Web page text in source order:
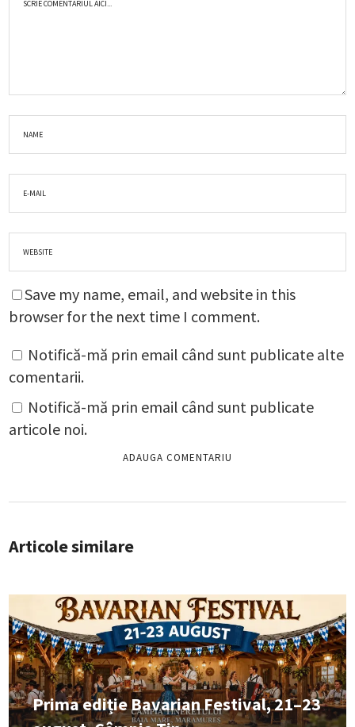
Save my name, email, and website in this
browser for the next time I comment.
Notifică-mă prin email când sunt publicate alte
comentarii.
Notifică-mă prin email când sunt publicate
articole noi.
Articole similare
Prima ediție Bavarian Festival, 21–23